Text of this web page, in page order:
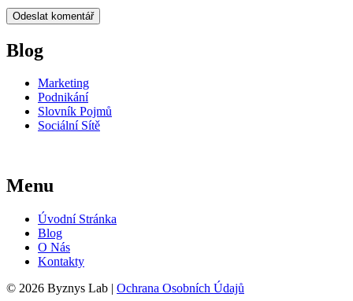
Blog
Marketing
Podnikání
Slovník Pojmů
Sociální Sítě
Menu
Úvodní Stránka
Blog
O Nás
Kontakty
© 2026 Byznys Lab | Ochrana Osobních Údajů